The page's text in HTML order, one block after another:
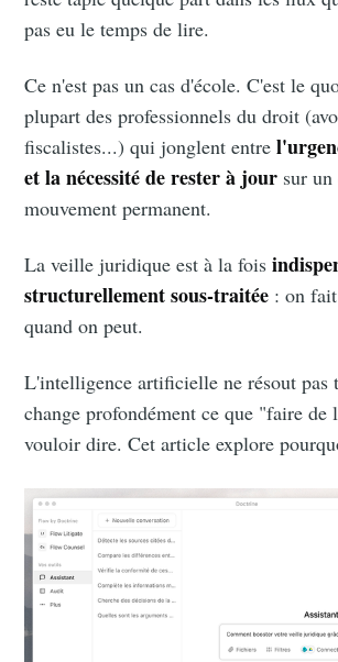
pas eu le temps de lire.
Ce n'est pas un cas d'école. C'est le
plupart des professionnels du droit
fiscalistes...) qui jonglent entre
et la nécessité de rester à jour sur
mouvement permanent.
La veille juridique est à la fois
structurellement sous-traitée : on
quand on peut.
L'intelligence artificielle ne résout pas
change profondément ce que "faire de
vouloir dire. Cet article explore